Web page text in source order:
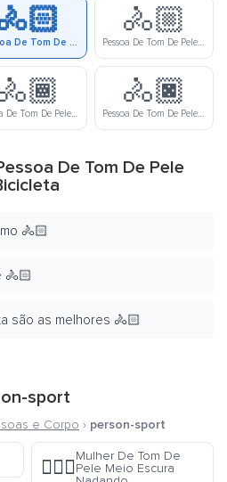
Pessoa De Tom De Pele Clara Andando De Bicicleta
🚴🏼
Pessoa De Tom De Pele Meio Clara Andando De Bicicleta
Pessoa De Tom De Pele Meio Escura Andando De Bicicleta
🚴🏿
Pessoa De Tom De Pele Escura Andando De Bicicleta
De Tom De Pele
🚴🏻
🚴🏻
são as melhores 🚴🏻
sport
e Corpo › person-sport
🏊🏾‍♀️
Mulher De Tom De
Pele Meio Escura